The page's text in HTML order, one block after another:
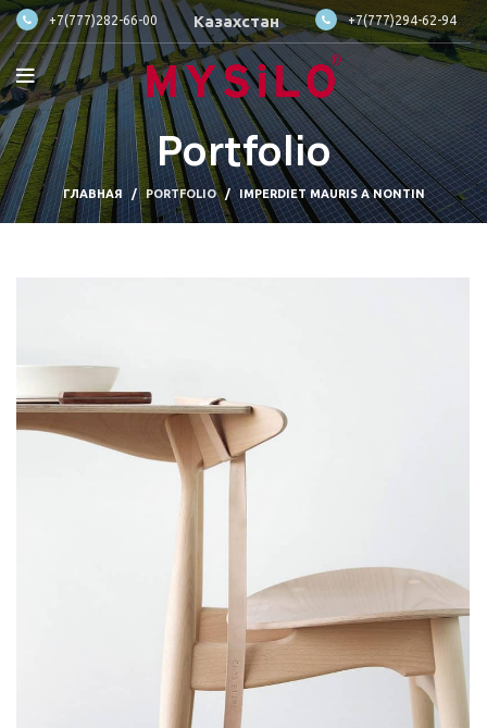
+7(777)282-66-00 Казахстан +7(777)294-62-94
Portfolio
ГЛАВНАЯ PORTFOLIO IMPERDIET MAURIS A NONTIN